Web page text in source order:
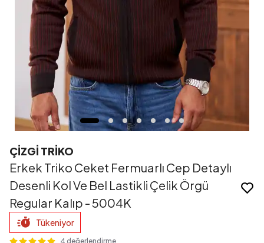
ÇİZGİ TRİKO
Erkek Triko Ceket Fermuarlı Cep Detaylı
Desenli Kol Ve Bel Lastikli Çelik Örgü
Regular Kalıp - 5004K
Tükeniyor
4 değerlendirme